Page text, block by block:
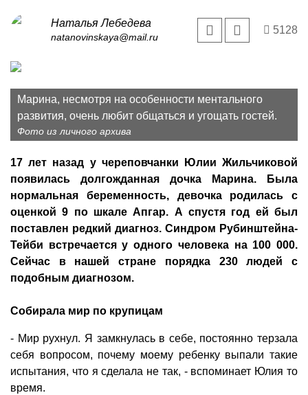
Наталья Лебедева
natanovinskaya@mail.ru
5128
Марина, несмотря на особенности ментального
развития, очень любит общаться и угощать гостей.
Фото из личного архива
17 лет назад у череповчанки Юлии Жильчиковой
появилась долгожданная дочка Марина. Была
нормальная беременность, девочка родилась с
оценкой 9 по шкале Апгар. А спустя год ей был
поставлен редкий диагноз. Синдром Рубинштейна-
Тейби встречается у одного человека на 100 000.
Сейчас в нашей стране порядка 230 людей с
подобным диагнозом.
Собирала мир по крупицам
- Мир рухнул. Я замкнулась в себе, постоянно терзала
себя вопросом, почему моему ребенку выпали такие
испытания, что я сделала не так, - вспоминает Юлия то
время.